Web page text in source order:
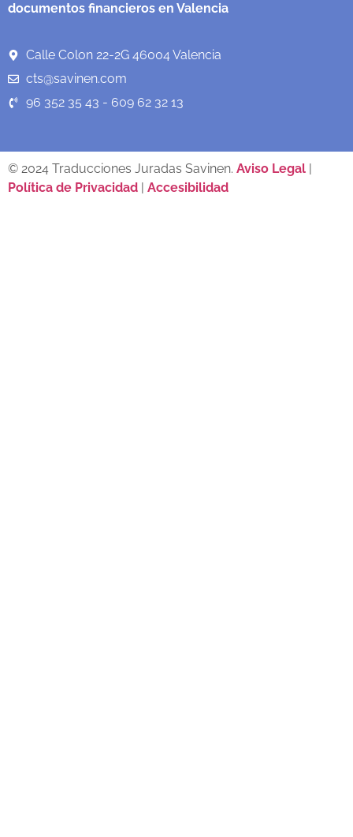
documentos financieros en Valencia
Calle Colon 22-2G 46004 Valencia
cts@savinen.com
96 352 35 43 - 609 62 32 13
© 2024 Traducciones Juradas Savinen. Aviso Legal |
Política de Privacidad | Accesibilidad